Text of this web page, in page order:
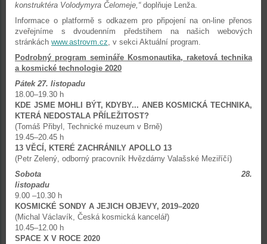
konstruktéra Volodymyra Čelomeje,“doplňuje Lenža.
Informace o platformě s odkazem pro připojení na on-line přenos
zveřejníme s dvoudenním předstihem na našich webových
stránkách www.astrovm.cz, v sekci Aktuální program.
Podrobný program semináře Kosmonautika, raketová technika
a kosmické technologie 2020
Pátek 27. listopadu
18.00–19.30 h
KDE JSME MOHLI BÝT, KDYBY... ANEB KOSMICKÁ TECHNIKA,
KTERÁ NEDOSTALA PŘÍLEŽITOST?
(Tomáš Přibyl, Technické muzeum v Brně)
19.45–20.45 h
13 VĚCÍ, KTERÉ ZACHRÁNILY APOLLO 13
(Petr Zelený, odborný pracovník Hvězdárny Valašské Meziříčí)
Sobota 28.
listopadu
9.00 –10.30 h
KOSMICKÉ SONDY A JEJICH OBJEVY, 2019–2020
(Michal Václavík, Česká kosmická kancelář)
10.45–12.00 h
SPACE X V ROCE 2020